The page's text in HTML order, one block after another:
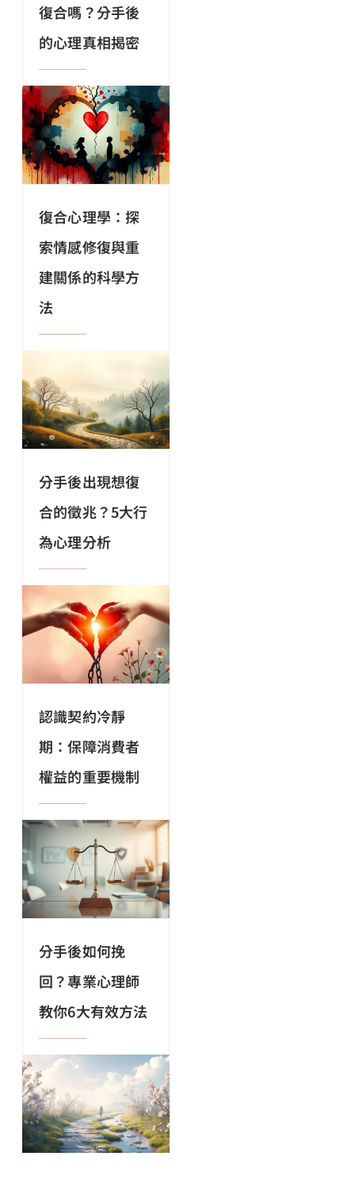
復合嗎？分手後
的心理真相揭密
復合心理學：探
索情感修復與重
建關係的科學方
法
分手後出現想復
合的徵兆？5大行
為心理分析
認識契約冷靜
期：保障消費者
權益的重要機制
分手後如何挽
回？專業心理師
教你6大有效方法